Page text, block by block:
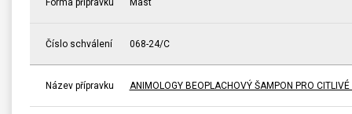
Číslo schválení 068-24/C
Název přípravku ANIMOLOGY BEOPLACHOVÝ ŠAMPON PRO CITLIVÉ